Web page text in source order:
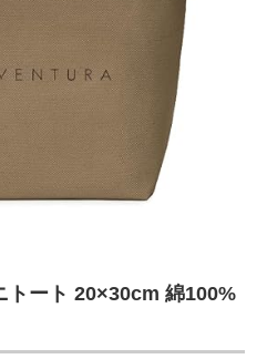
トート 20×30cm 綿100%